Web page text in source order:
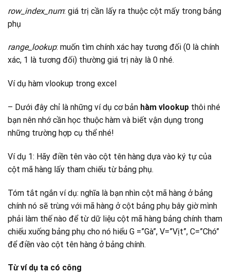
row_index_num: giá trị cần lấy ra thuộc cột mấy trong bảng
phụ
range_lookup: muốn tìm chính xác hay tương đối (0 là chính
xác, 1 là tương đối) thường giá trị này là 0 nhé.
Ví dụ hàm vlookup trong excel
– Dưới đây chỉ là những ví dụ cơ bản hàm vlookup thôi nhé
bạn nên nhớ cần học thuộc hàm và biết vận dụng trong
những trường hợp cụ thể nhé!
Ví dụ 1: Hãy điền tên vào cột tên hàng dựa vào ký tự của
cột mã hàng lấy tham chiếu từ bảng phụ.
Tóm tắt ngắn ví dụ: nghĩa là bạn nhìn cột mã hàng ở bảng
chính nó sẽ trùng với mã hàng ở cột bảng phụ bây giờ mình
phải làm thế nào để từ dữ liệu cột mã hàng bảng chính tham
chiếu xuống bảng phụ cho nó hiểu G =”Gà”, V=”Vịt”, C=”Chó”
để điền vào cột tên hàng ở bảng chính.
Từ ví dụ ta có công